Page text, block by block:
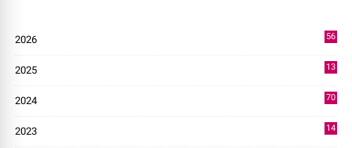
2026
56
2025
13
2024
70
2023
14